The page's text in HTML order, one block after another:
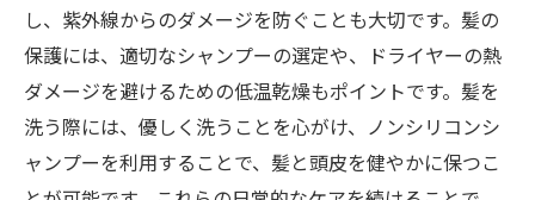
し、紫外線からのダメージを防ぐことも大切です。髪の
保護には、適切なシャンプーの選定や、ドライヤーの熱
ダメージを避けるための低温乾燥もポイントです。髪を
洗う際には、優しく洗うことを心がけ、ノンシリコンシ
ャンプーを利用することで、髪と頭皮を健やかに保つこ